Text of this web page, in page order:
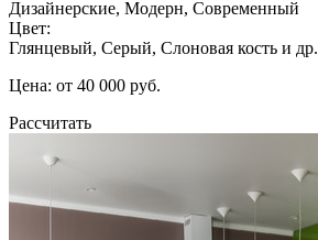
Дизайнерские, Модерн, Современный
Цвет:
Глянцевый, Серый, Слоновая кость и др.
Цена: от 40 000 руб.
Рассчитать